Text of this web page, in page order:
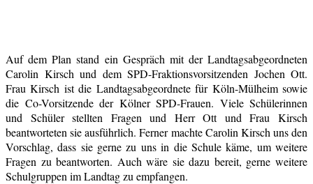
Auf dem Plan stand ein Gespräch mit der Landtagsabgeordneten
Carolin Kirsch und dem SPD-Fraktionsvorsitzenden Jochen Ott.
Frau Kirsch ist die Landtagsabgeordnete für Köln-Mülheim sowie
die Co-Vorsitzende der Kölner SPD-Frauen. Viele Schülerinnen
und Schüler stellten Fragen und Herr Ott und Frau Kirsch
beantworteten sie ausführlich. Ferner machte Carolin Kirsch uns den
Vorschlag, dass sie gerne zu uns in die Schule käme, um weitere
Fragen zu beantworten. Auch wäre sie dazu bereit, gerne weitere
Schulgruppen im Landtag zu empfangen.